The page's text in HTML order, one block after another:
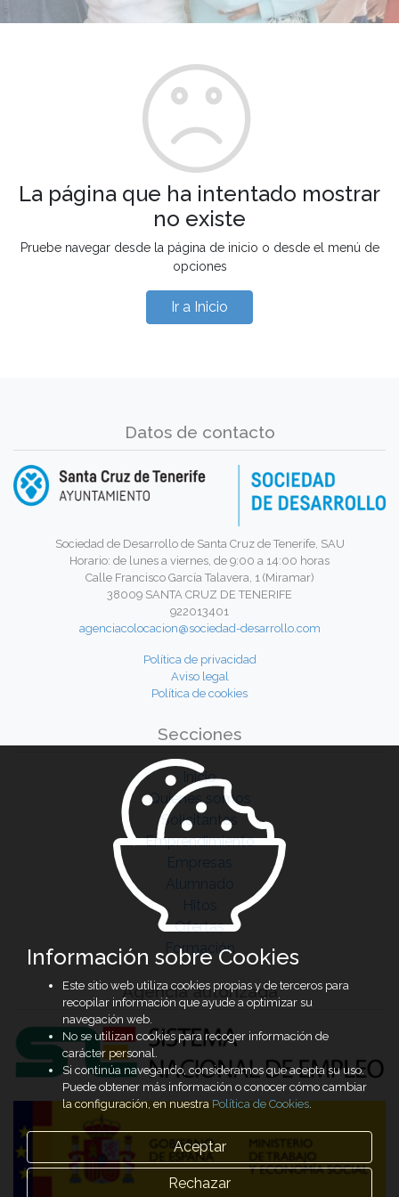
La página que ha intentado mostrar
no existe
Pruebe navegar desde la página de inicio o desde el menú de
opciones
Ir a Inicio
Datos de contacto
Sociedad de Desarrollo de Santa Cruz de Tenerife, SAU
Horario: de lunes a viernes, de 9:00 a 14:00 horas
Calle Francisco García Talavera, 1 (Miramar)
38009 SANTA CRUZ DE TENERIFE
922013401
agenciacolocacion@sociedad-desarrollo.com
Política de privacidad
Aviso legal
Política de cookies
Secciones
Inicio
Quiénes somos
Solicitantes
Emprendimiento
Empresas
Alumnado
Hitos
Ofertas
Formación
Agencia autorizada
Información sobre Cookies
Este sitio web utiliza cookies propias y de terceros para
recopilar información que ayude a optimizar su
navegación web.
No se utilizan cookies para recoger información de
carácter personal.
Si continúa navegando, consideramos que acepta su uso.
Puede obtener más información o conocer cómo cambiar
la configuración, en nuestraPolítica de Cookies.
Aceptar
Rechazar